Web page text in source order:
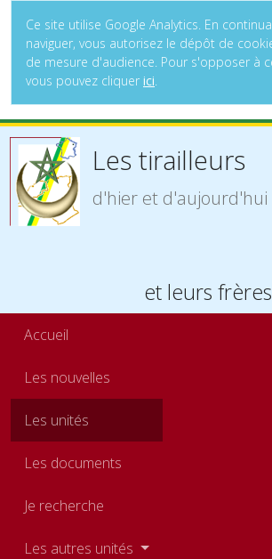
Ce site utilise Google Analytics. En
naviguer, vous autorisez le dépôt de
de mesure d'audience. Pour s'opposer à
vous pouvez cliquer ici.
Les tirailleurs
d'hier et d'aujourd'hui
et leurs
Accueil
Les nouvelles
Les unités
Les documents
Je recherche
Les autres unités